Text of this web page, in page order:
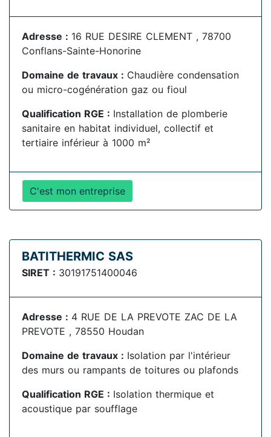
Adresse : 16 RUE DESIRE CLEMENT , 78700
Conflans-Sainte-Honorine
Domaine de travaux : Chaudière condensation
ou micro-cogénération gaz ou fioul
Qualification RGE : Installation de plomberie
sanitaire en habitat individuel, collectif et
tertiaire inférieur à 1000 m²
C'est mon entreprise
BATITHERMIC SAS
SIRET : 30191751400046
Adresse : 4 RUE DE LA PREVOTE ZAC DE LA
PREVOTE , 78550 Houdan
Domaine de travaux : Isolation par l'intérieur
des murs ou rampants de toitures ou plafonds
Qualification RGE : Isolation thermique et
acoustique par soufflage